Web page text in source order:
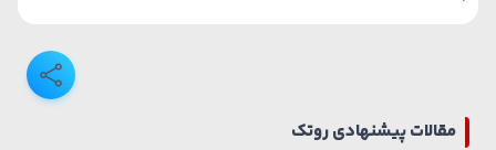
مقالات پیشنهادی روتک